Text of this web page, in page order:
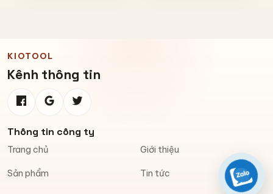
KIOTOOL
Kênh thông tin
Thông tin công ty
Trang chủ Giới thiệu
Sản phẩm Tin tức
Zalo